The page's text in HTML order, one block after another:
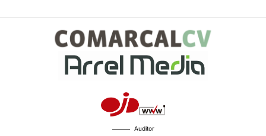
Auditor